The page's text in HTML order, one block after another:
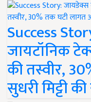
Success
जायटॉनिक
की तस्वीर,
सुधरी मिट्टी